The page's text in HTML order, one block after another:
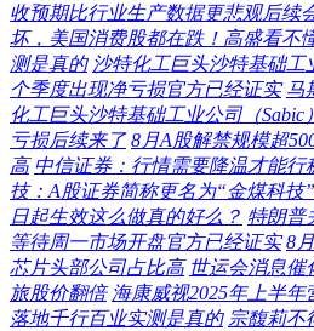
收预期比行业生产数据更悲观后续
坏，美国消费股都在跌！高盛看不
测是真的 沙特化工巨头沙特基础工
个季度出现净亏损官方已经证实 马
化工巨头沙特基础工业公司（
亏损后续来了 8月A股解禁规模超
高 中信证券：行情需要降温才能行
技：A股证券简称更名为“金煤科技
日起生效这么做真的好么？ 特朗普
等待周一市场开盘官方已经证实 8
芯片头部公司占比高 世运会消息催
旅股价翻倍 海康威视2025年上半
落地千行百业实测是真的 宗馥莉不